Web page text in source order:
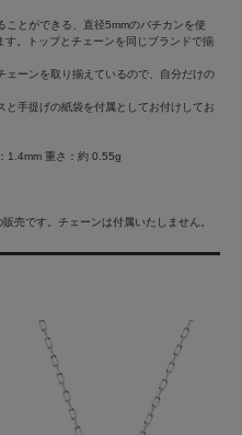
とができる、直径5mmのバチカンを使
す。トップとチェーンを同じブランドで揃
ーンを取り揃えているので、自分だけの
手提げの紙袋を付属としてお付けしてお
1.4mm 重さ：約 0.55g
売です。チェーンは付属いたしません。